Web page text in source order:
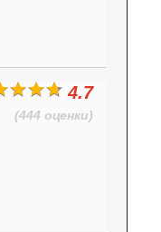
4.7
(444 оценки)